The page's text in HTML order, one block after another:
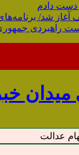
شد/
راهبردی
عدالت